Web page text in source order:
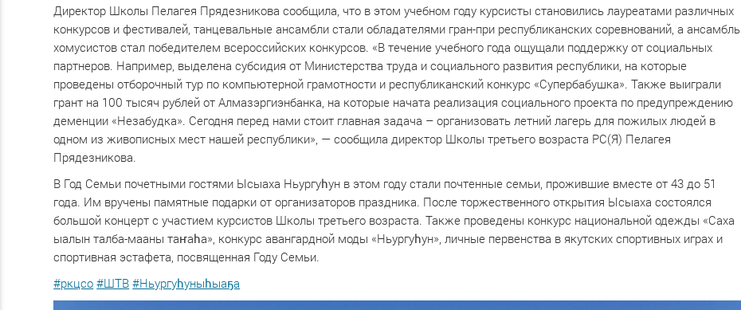
Директор Школы Пелагея Прядезникова сообщила, что в этом учебном году курсисты становились лауреатами различных
конкурсов и фестивалей, танцевальные ансамбли стали обладателями гран-при республиканских соревнований, а ансамбль
хомусистов стал победителем всероссийских конкурсов. «В течение учебного года ощущали поддержку от социальных
партнеров. Например, выделена субсидия от Министерства труда и социального развития республики, на которые
проведены отборочный тур по компьютерной грамотности и республиканский конкурс «Супербабушка». Также выиграли
грант на 100 тысяч рублей от Алмазэргиэнбанка, на которые начата реализация социального проекта по предупреждению
деменции «Незабудка». Сегодня перед нами стоит главная задача – организовать летний лагерь для пожилых людей в
одном из живописных мест нашей республики», — сообщила директор Школы третьего возраста РС(Я) Пелагея
Прядезникова.
В Год Семьи почетными гостями Ысыаха Ньургуһун в этом году стали почтенные семьи, прожившие вместе от 43 до 51
года. Им вручены памятные подарки от организаторов праздника. После торжественного открытия Ысыаха состоялся
большой концерт с участием курсистов Школы третьего возраста. Также проведены конкурс национальной одежды «Саха
ыалын талба-мааны таҥаһа», конкурс авангардной моды «Ньургуһун», личные первенства в якутских спортивных играх и
спортивная эстафета, посвященная Году Семьи.
#ркцсо #ШТВ #Ньургуһуныһыаҕа